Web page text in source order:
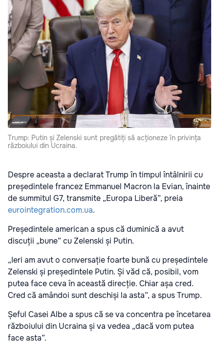
Trump: Putin și Zelenski sunt pregătiți să acționeze în privința
războiului din Ucraina.
Despre aceasta a declarat Trump în timpul întâlnirii cu
președintele francez Emmanuel Macron la Evian, înainte
de summitul G7, transmite „Europa Liberă”, preia
eurointegration.com.ua.
Președintele american a spus că duminică a avut
discuții „bune” cu Zelenski și Putin.
„Ieri am avut o conversație foarte bună cu președintele
Zelenski și președintele Putin. Și văd că, posibil, vom
putea face ceva în această direcție. Chiar așa cred.
Cred că amândoi sunt deschiși la asta”, a spus Trump.
Șeful Casei Albe a spus că se va concentra pe încetarea
războiului din Ucraina și va vedea „dacă vom putea
face asta”.